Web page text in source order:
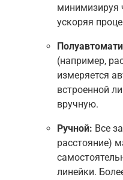
минимизируя
ускоряя
(например,
измеряется
встроенной
вручную.
Ручной: Все
расстояние)
линейки.